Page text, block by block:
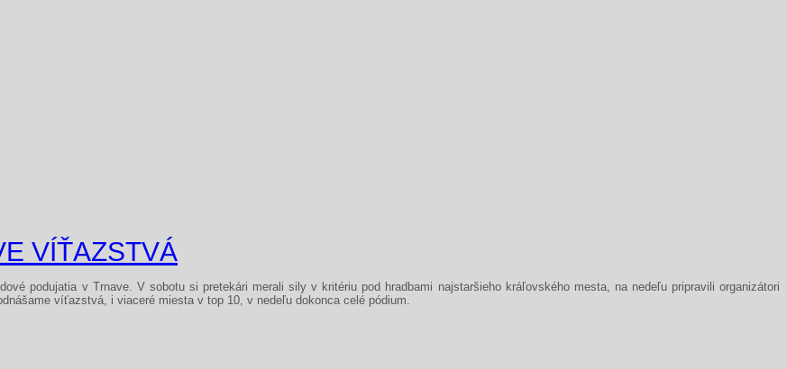
VÍŤAZSTVÁ
podujatia v Trnave. V sobotu si pretekári merali sily v kritériu pod hradbami najstaršieho kráľovského mesta, na nedeľu pripravili organizátori
víťazstvá, i viaceré miesta v top 10, v nedeľu dokonca celé pódium.